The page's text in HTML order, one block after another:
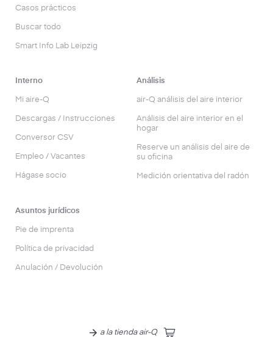
Casos prácticos
Buscar todo
Smart Info Lab Leipzig
Interno
Mi aire-Q
Descargas / Instrucciones
Conversor CSV
Empleo / Vacantes
Hágase socio
Análisis
air-Q análisis del aire interior
Análisis del aire interior en el
hogar
Reserve un análisis del aire de
su oficina
Medición orientativa del radón
Asuntos jurídicos
Pie de imprenta
Política de privacidad
Anulación / Devolución
a la tienda air-Q